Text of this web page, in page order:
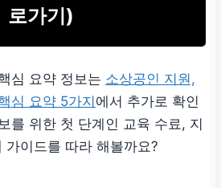
학습 시간
접수 예정일
25년 6월 2일(월) 14시
(조기 마감 주의)
로가기)
심 요약 정보는 소상공인 지원,
심 요약 5가지에서 추가로 확인
를 위한 첫 단계인 교육 수료, 지
이드를 따라 해볼까요?